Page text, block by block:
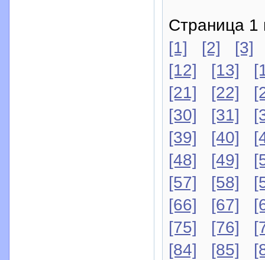
Страница 1
[1]
[2]
[3]
[12]
[13]
[21]
[22]
[30]
[31]
[39]
[40]
[48]
[49]
[57]
[58]
[66]
[67]
[75]
[76]
[84]
[85]